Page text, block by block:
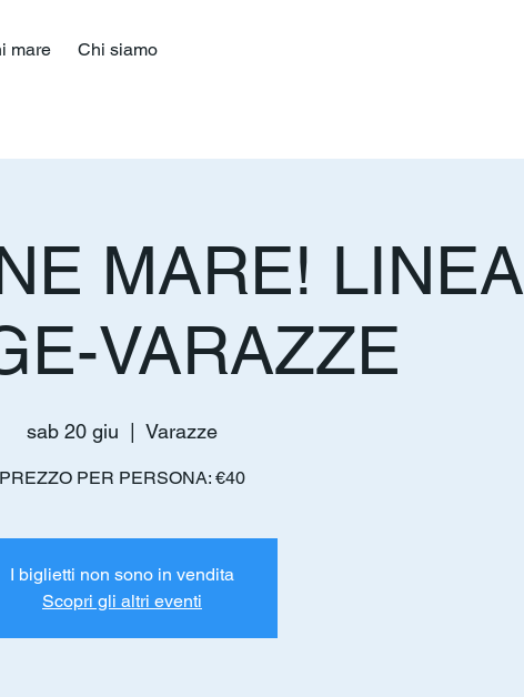
mare Chi siamo
MARE! LINEA
VARAZZE
sab 20 giu Varazze
PREZZO PER PERSONA: €40
I biglietti non sono in vendita
Scopri gli altri eventi